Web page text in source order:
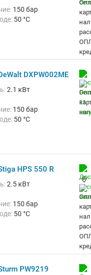
150 бар
50 °C
DXPW002ME
2.1 кВт
150 бар
50 °C
HPS 550 R
2.5 кВт
150 бар
50 °C
PW9219